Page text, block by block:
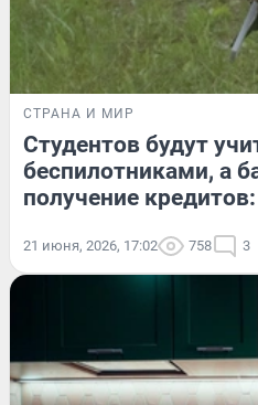
СТРАНА И МИР
Студентов будут
беспилотниками, а
получение
21 июня, 2026, 17:02 758 3